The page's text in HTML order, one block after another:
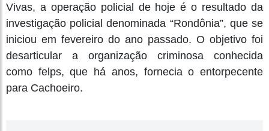
Vivas, a operação policial de hoje é o resultado da
investigação policial denominada “Rondônia”, que se
iniciou em fevereiro do ano passado. O objetivo foi
desarticular a organização criminosa conhecida
como felps, que há anos, fornecia o entorpecente
para Cachoeiro.